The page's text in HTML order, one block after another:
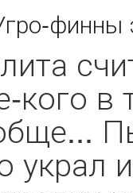
финны
кого
украл